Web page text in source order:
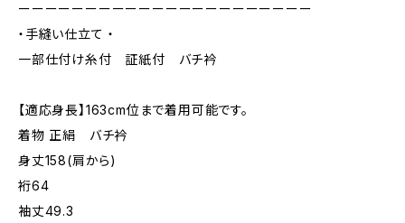
ーーーーーーーーーーーーーーーーーーーーーー
・手縫い仕立て ・
一部仕付け糸付 証紙付 バチ衿
【適応身長】163cm位まで着用可能です。
着物 正絹 バチ衿
身丈158(肩から)
裄64
袖丈49.3